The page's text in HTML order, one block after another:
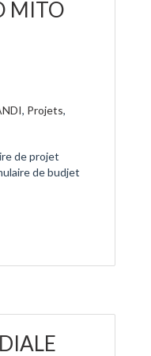
MITO
, Projets,
de projet
de budjet